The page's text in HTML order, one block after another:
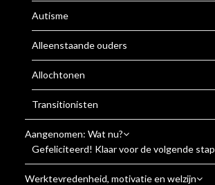
Autisme
Alleenstaande ouders
Allochtonen
Transitionisten
Aangenomen: Wat nu?
Gefeliciteerd! Klaar voor de volgende stap
Werktevredenheid, motivatie en welzijn